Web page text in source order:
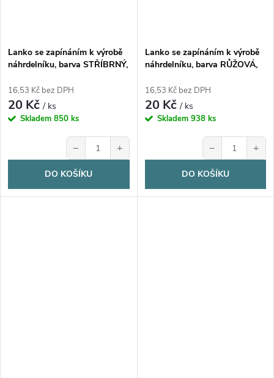
Lanko se zapínáním k výrobě
náhrdelníku, barva STŘÍBRNÝ,
16,53 Kč bez DPH
20 Kč/ ks
Skladem 850 ks
− +
DO KOŠÍKU
Lanko se zapínáním k výrobě
náhrdelníku, barva RŮŽOVÁ,
16,53 Kč bez DPH
20 Kč/ ks
Skladem 938 ks
− +
DO KOŠÍKU